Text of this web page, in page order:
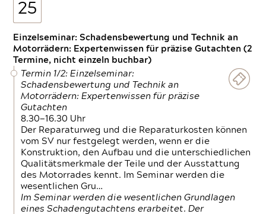
25
Einzelseminar: Schadensbewertung und Technik an
Motorrädern: Expertenwissen für präzise Gutachten (2
Termine, nicht einzeln buchbar)
Termin 1/2: Einzelseminar:
Schadensbewertung und Technik an
Motorrädern: Expertenwissen für präzise
Gutachten
8.30—16.30 Uhr
Der Reparaturweg und die Reparaturkosten können
vom SV nur festgelegt werden, wenn er die
Konstruktion, den Aufbau und die unterschiedlichen
Qualitätsmerkmale der Teile und der Ausstattung
des Motorrades kennt. Im Seminar werden die
wesentlichen Gru…
Im Seminar werden die wesentlichen Grundlagen
eines Schadengutachtens erarbeitet. Der